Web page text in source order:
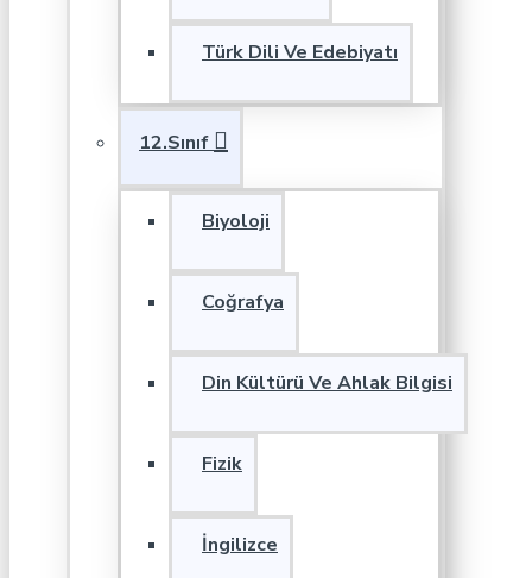
Türk Dili Ve Edebiyatı
12.Sınıf
Biyoloji
Coğrafya
Din Kültürü Ve Ahlak Bilgisi
Fizik
İngilizce